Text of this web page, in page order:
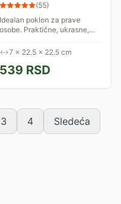
(55)
Idealan poklon za prave
osobe. Praktične, ukrasne,
nakit bude lepo sortiran.
cm
↔7 × 22.5 × 22.5 cm
539 RSD
3 4 Sledeća